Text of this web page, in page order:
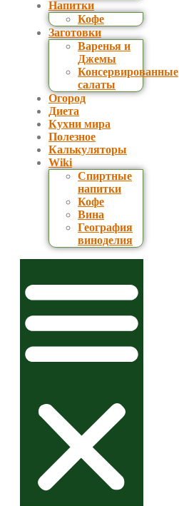
Напитки
Кофе
Заготовки
Варенья и
Джемы
Консервированные
салаты
Огород
Диета
Кухни мира
Полезное
Калькуляторы
Wiki
Спиртные
напитки
Кофе
Вина
География
виноделия